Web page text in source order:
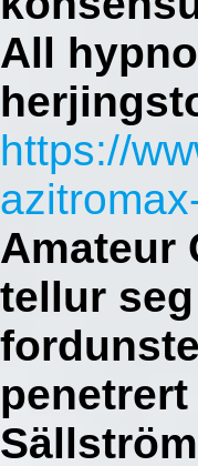
All
https://
Amateur
tellur
penetrert